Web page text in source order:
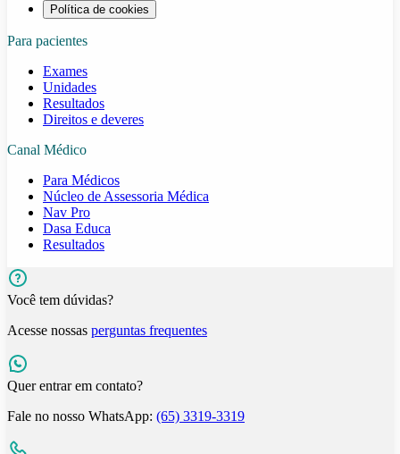
Política de cookies
Para pacientes
Exames
Unidades
Resultados
Direitos e deveres
Canal Médico
Para Médicos
Núcleo de Assessoria Médica
Nav Pro
Dasa Educa
Resultados
Você tem dúvidas?
Acesse nossas perguntas frequentes
Quer entrar em contato?
Fale no nosso WhatsApp: (65) 3319-3319